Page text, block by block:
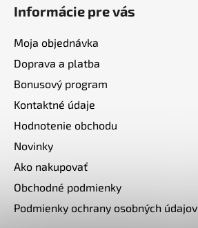
Informácie pre vás
Moja objednávka
Doprava a platba
Bonusový program
Kontaktné údaje
Hodnotenie obchodu
Novinky
Ako nakupovať
Obchodné podmienky
Podmienky ochrany osobných údajov